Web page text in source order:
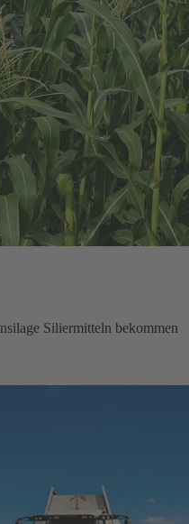
Siliermitteln bekommen